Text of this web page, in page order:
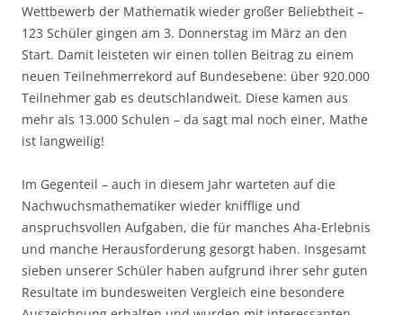
Wettbewerb der Mathematik wieder großer Beliebtheit –
123 Schüler gingen am 3. Donnerstag im März an den
Start. Damit leisteten wir einen tollen Beitrag zu einem
neuen Teilnehmerrekord auf Bundesebene: über 920.000
Teilnehmer gab es deutschlandweit. Diese kamen aus
mehr als 13.000 Schulen – da sagt mal noch einer, Mathe
ist langweilig!
Im Gegenteil – auch in diesem Jahr warteten auf die
Nachwuchsmathematiker wieder knifflige und
anspruchsvollen Aufgaben, die für manches Aha-Erlebnis
und manche Herausforderung gesorgt haben. Insgesamt
sieben unserer Schüler haben aufgrund ihrer sehr guten
Resultate im bundesweiten Vergleich eine besondere